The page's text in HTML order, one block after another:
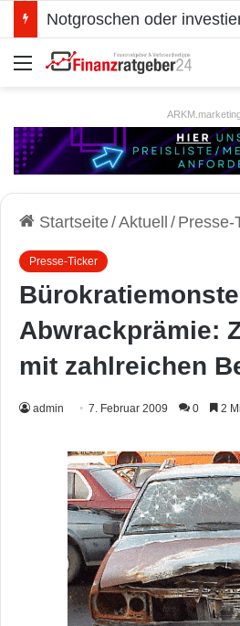
Menü
Startseite/Aktuell / Presse-
Presse-Ticker
Abwrackprämie:
mit zahlreichen
admin 7. Februar 2009 0 2